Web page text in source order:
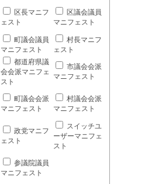
区長マニフ
ェスト
区議会議員
マニフェスト
町議会議員
マニフェスト
村長マニフ
ェスト
都道府県議
会会派マニフェ
スト
市議会会派
マニフェスト
町議会会派
マニフェスト
村議会会派
マニフェスト
政党マニフ
ェスト
スイッチユ
ーザーマニフェ
スト
参議院議員
マニフェスト